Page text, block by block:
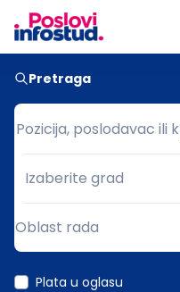
Pretraga
Pozicija, poslodavac ili
Pozicija, poslodavac ili
Grad
Izaberite grad
Oblast rada
Plata u oglasu